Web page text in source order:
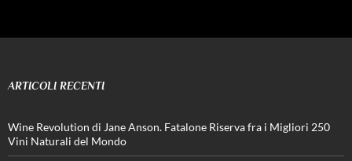
ARTICOLI RECENTI
Wine Revolution di Jane Anson. Fatalone Riserva fra i Migliori 250
Vini Naturali del Mondo